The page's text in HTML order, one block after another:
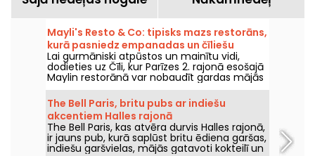
Mayli's Resto & Co: tipisks mazs restorāns,
kurā pasniedz empanadas un čīliešu
ēdienus.
Lai gurmāniski atpūstos un mainītu vidi,
dodieties uz Čīli, kur Parīzes 2. rajonā esošajā
Maylin restorānā var nobaudīt gardas mājās
gatavotas empanadas un Latīņamerikas
ēdienus.
The Bell Paris, britu pubs ar indiešu
akcentiem Halles rajonā
The Bell Paris, kas atvēra durvis Halles rajonā,
ir jauns pub, kurā saplūst britu ēdiena garšas,
indiešu garšvielas, mājās gatavoti kokteilī un